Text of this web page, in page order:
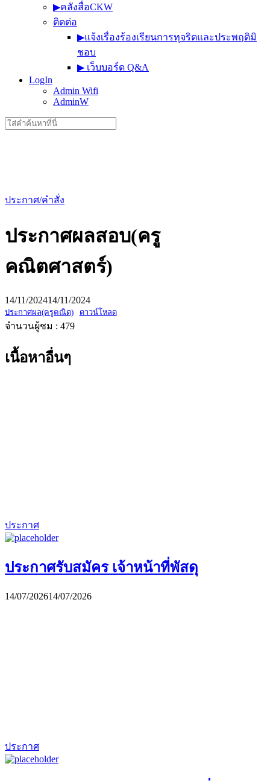
▶︎คลังสื่อCKW
ติดต่อ
▶︎แจ้งเรื่องร้องเรียนการทุจริตและประพฤติมิ
ชอบ
▶︎ เว็บบอร์ด Q&A
LogIn
Admin Wifi
AdminW
Search
for:
ประกาศ/คำสั่ง
ประกาศผลสอบ(ครู
คณิตศาสตร์)
14/11/202414/11/2024
ประกาศผล(ครูคณิต) ดาวน์โหลด
จำนวนผู้ชม : 479
เนื้อหาอื่นๆ
ประกาศ
ประกาศรับสมัคร เจ้าหน้าที่พัสดุ
14/07/202614/07/2026
ประกาศ